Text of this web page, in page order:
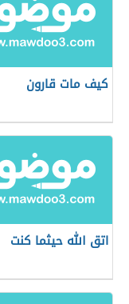
كيف مات قارون
اتق الله حيثما كنت